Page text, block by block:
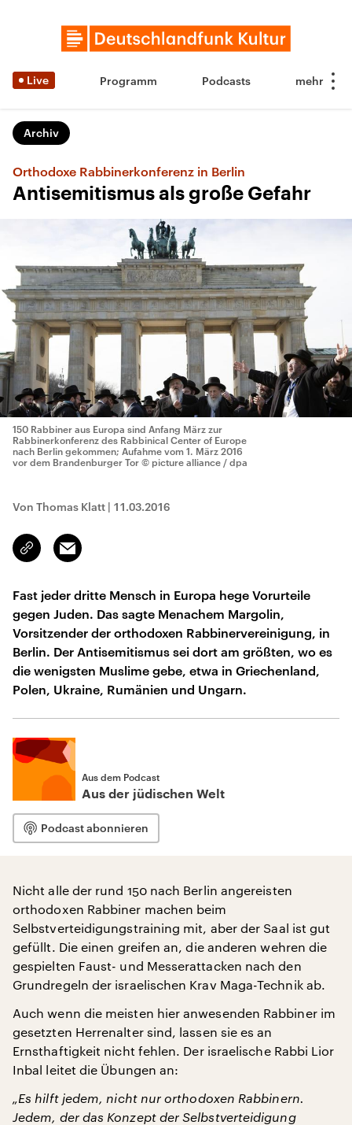
Live Programm Podcasts
Archiv
Orthodoxe Rabbinerkonferenz in Berlin
Antisemitismus als große Gefahr
150 Rabbiner aus Europa sind Anfang März zur
Rabbinerkonferenz des Rabbinical Center of Europe
nach Berlin gekommen; Aufahme vom 1. März 2016
vor dem Brandenburger Tor © picture alliance / dpa
Von Thomas Klatt | 11.03.2016
Link
kopieren/teilen
Email
Fast jeder dritte Mensch in Europa hege Vorurteile
gegen Juden. Das sagte Menachem Margolin,
Vorsitzender der orthodoxen Rabbinervereinigung, in
Berlin. Der Antisemitismus sei dort am größten, wo es
die wenigsten Muslime gebe, etwa in Griechenland,
Polen, Ukraine, Rumänien und Ungarn.
Aus dem Podcast
Aus der jüdischen Welt
Podcast abonnieren
Nicht alle der rund 150 nach Berlin angereisten
orthodoxen Rabbiner machen beim
Selbstverteidigungstraining mit, aber der Saal ist gut
gefüllt. Die einen greifen an, die anderen wehren die
gespielten Faust- und Messerattacken nach den
Grundregeln der israelischen Krav Maga-Technik ab.
Auch wenn die meisten hier anwesenden Rabbiner im
gesetzten Herrenalter sind, lassen sie es an
Ernsthaftigkeit nicht fehlen. Der israelische Rabbi Lior
Inbal leitet die Übungen an:
„Es hilft jedem, nicht nur orthodoxen Rabbinern.
Jedem, der das Konzept der Selbstverteidigung